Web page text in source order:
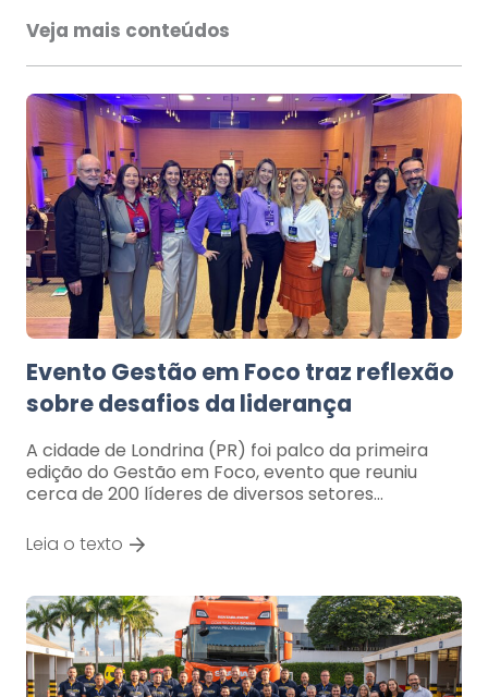
Veja mais conteúdos
Evento Gestão em Foco traz reflexão
sobre desafios da liderança
A cidade de Londrina (PR) foi palco da primeira
edição do Gestão em Foco, evento que reuniu
cerca de 200 líderes de diversos setores…
Leia o texto